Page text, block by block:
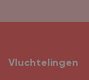
Vluchtelingen